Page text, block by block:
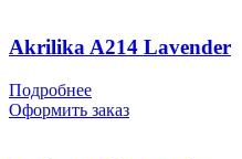
Akrilika A214 Lavender
Подробнее
Оформить заказ